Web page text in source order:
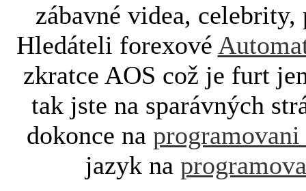
zábavné videa,
Hledáteli forexové
zkratce AOS což je furt
tak jste na sparávných
dokonce na programovani
jazyk na